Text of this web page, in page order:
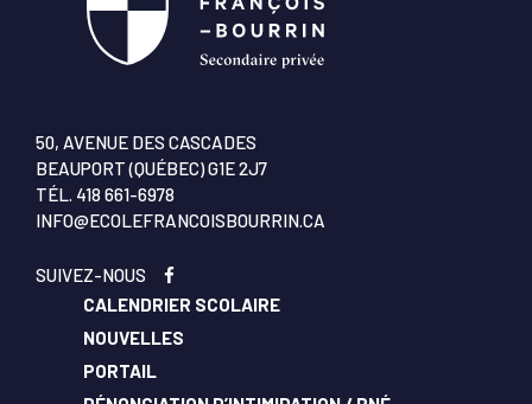
50, AVENUE DES CASCADES
BEAUPORT (QUÉBEC) G1E 2J7
TÉL. 418 661-6978
INFO@ECOLEFRANCOISBOURRIN.CA
SUIVEZ-NOUS
CALENDRIER SCOLAIRE
NOUVELLES
PORTAIL